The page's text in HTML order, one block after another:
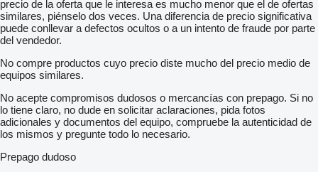
precio de la oferta que le interesa es mucho menor que el de ofertas
similares, piénselo dos veces. Una diferencia de precio significativa
puede conllevar a defectos ocultos o a un intento de fraude por parte
del vendedor.
No compre productos cuyo precio diste mucho del precio medio de
equipos similares.
No acepte compromisos dudosos o mercancías con prepago. Si no
lo tiene claro, no dude en solicitar aclaraciones, pida fotos
adicionales y documentos del equipo, compruebe la autenticidad de
los mismos y pregunte todo lo necesario.
Prepago dudoso